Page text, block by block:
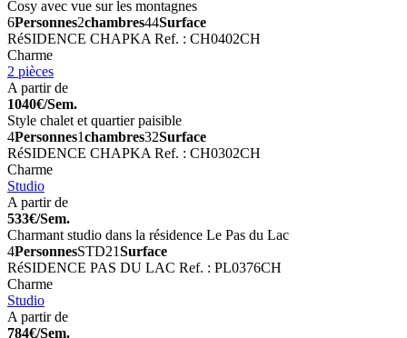
Cosy avec vue sur les montagnes
6Personnes2chambres44Surface
RéSIDENCE CHAPKA Ref. : CH0402CH
Charme
2 pièces
A partir de
1040€/Sem.
Style chalet et quartier paisible
4Personnes1chambres32Surface
RéSIDENCE CHAPKA Ref. : CH0302CH
Charme
Studio
A partir de
533€/Sem.
Charmant studio dans la résidence Le Pas du Lac
4PersonnesSTD21Surface
RéSIDENCE PAS DU LAC Ref. : PL0376CH
Charme
Studio
A partir de
784€/Sem.